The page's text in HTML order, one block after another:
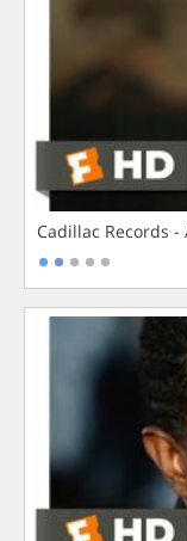
Cadillac Records -